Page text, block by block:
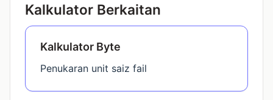
Kalkulator Berkaitan
Kalkulator Byte
Penukaran unit saiz fail